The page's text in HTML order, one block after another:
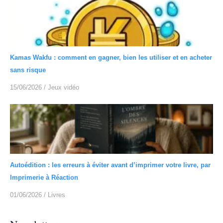
Kamas Wakfu : comment en gagner, bien les utiliser et en acheter
sans risque
15/06/2026 / Jeux vidéo
Autoédition : les erreurs à éviter avant d’imprimer votre livre, par
Imprimerie à Réaction
01/06/2026 / Livres